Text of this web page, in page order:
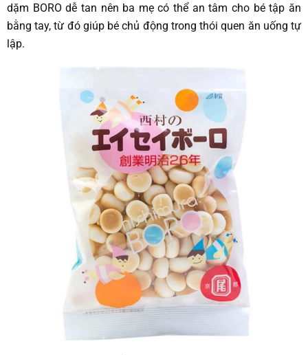
dặm BORO dễ tan nên ba mẹ có thể an tâm cho bé tập ăn
bằng tay, từ đó giúp bé chủ động trong thói quen ăn uống tự
lập.